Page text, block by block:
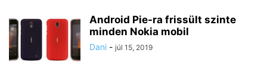
Android Pie-ra frissült szinte
minden Nokia mobil
Dani - júl 15, 2019